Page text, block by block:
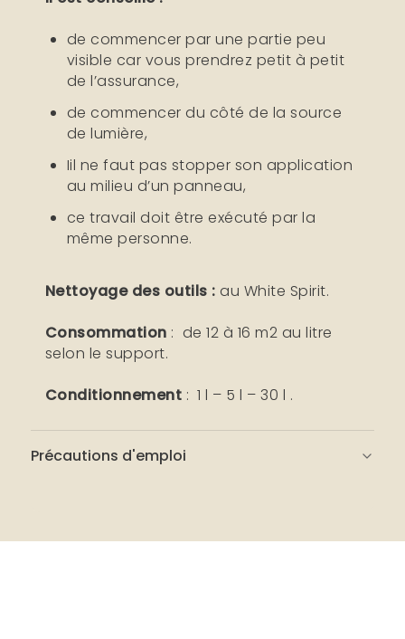
de commencer par une partie peu
visible car vous prendrez petit à petit
de l’assurance,
de commencer du côté de la source
de lumière,
Iil ne faut pas stopper son application
au milieu d’un panneau,
ce travail doit être exécuté par la
même personne.
Nettoyage des outils :au White Spirit.
Consommation : de 12 à 16 m2 au litre
selon le support.
Conditionnement : 1 l – 5 l – 30 l .
Précautions d'emploi
Travailler dans une pièce bien ventilée.